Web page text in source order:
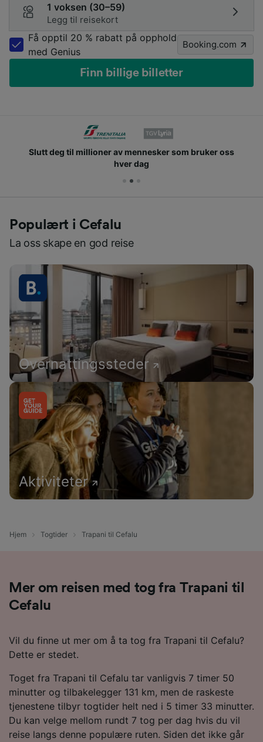
1 voksen (30–59)
Legg til reisekort
Få opptil 20 % rabatt på opphold
med Genius
Booking.com
Finn billige billetter
Slutt deg til millioner av mennesker som bruker oss
hver dag
Populært i Cefalu
La oss skape en god reise
Overnattingssteder
Aktiviteter
Hjem Togtider Trapani til Cefalu
Mer om reisen med tog fra Trapani til
Cefalu
Vil du finne ut mer om å ta tog fra Trapani til Cefalu?
Dette er stedet.
Toget fra Trapani til Cefalu tar vanligvis 7 timer 50
minutter og tilbakelegger 131 km, men de raskeste
tjenestene tilbyr togtider helt ned i 5 timer 33 minutter.
Du kan velge mellom rundt 7 tog per dag hvis du vil
reise langs denne populære ruten. Siden det ikke går